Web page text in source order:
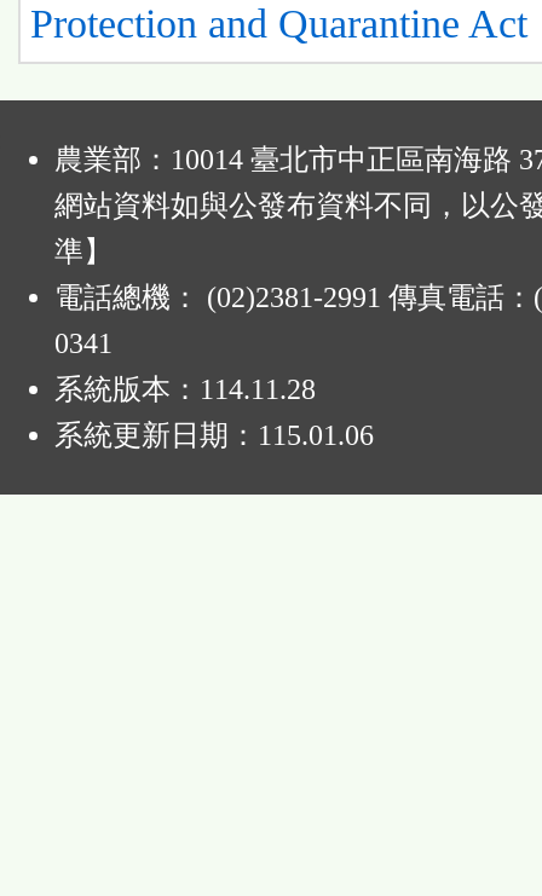
Protection and Quarantine Act
農業部：10014 臺北市中正區南海路
網站資料如與公發布資料不同，以公
準】
電話總機： (02)2381-2991 傳真電話：
0341
系統版本： 114.11.28
系統更新日期： 115.01.06